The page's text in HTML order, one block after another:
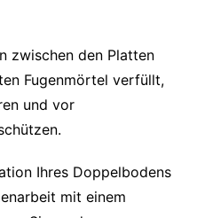
zwischen den Platten
Fugenmörtel verfüllt,
und vor
Ihres Doppelbodens
mit einem